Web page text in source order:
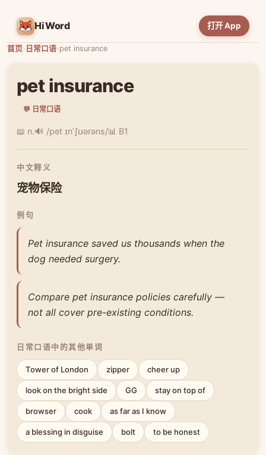
HiWord 打开 App
首页› 日常口语›pet insurance
pet insurance
💬 日常口语
📖 n.🔊 /pet ɪnˈʃʊərəns/📊 B1
中文释义
宠物保险
例句
Pet insurance saved us thousands when the
dog needed surgery.
Compare pet insurance policies carefully —
not all cover pre-existing conditions.
日常口语中的其他单词
Tower of London zipper cheer up
look on the bright side GG stay on top of
browser cook as far as I know
a blessing in disguise bolt to be honest